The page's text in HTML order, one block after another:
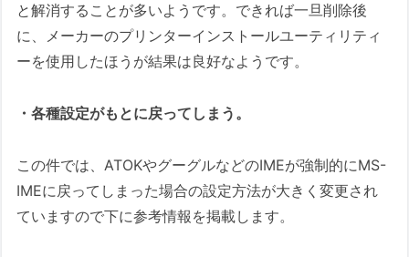
と解消することが多いようです。できれば一旦削除後
に、メーカーのプリンターインストールユーティリティ
ーを使用したほうが結果は良好なようです。
・各種設定がもとに戻ってしまう。
この件では、ATOKやグーグルなどのIMEが強制的にMS-
IMEに戻ってしまった場合の設定方法が大きく変更され
ていますので下に参考情報を掲載します。